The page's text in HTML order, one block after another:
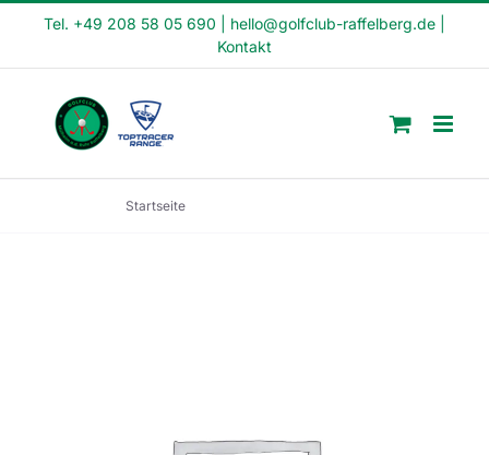
Tel. +49 208 58 05 690 hello@golfclub-raffelberg.de
Kontakt
Startseite